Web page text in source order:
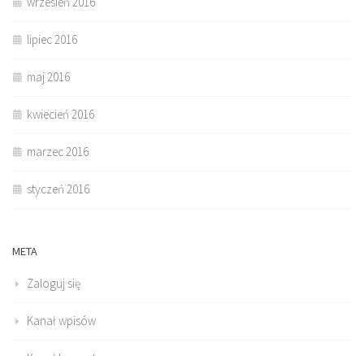
lipiec 2016
maj 2016
kwiecień 2016
marzec 2016
styczeń 2016
META
Zaloguj się
Kanał wpisów